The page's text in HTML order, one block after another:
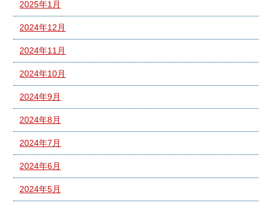
2025年1月
2024年12月
2024年11月
2024年10月
2024年9月
2024年8月
2024年7月
2024年6月
2024年5月